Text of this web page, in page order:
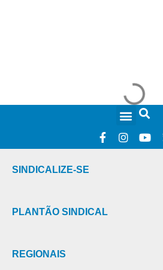
SINDICALIZE-SE
PLANTÃO SINDICAL
REGIONAIS